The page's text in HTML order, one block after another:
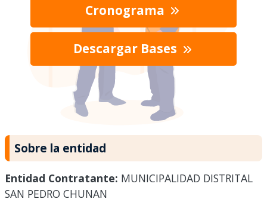
Cronograma
Descargar Bases
Sobre la entidad
Entidad Contratante: MUNICIPALIDAD DISTRITAL
SAN PEDRO CHUNAN